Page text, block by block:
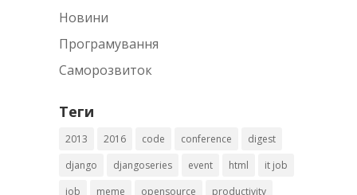
Новини
Програмування
Саморозвиток
Теги
2013 2016 code conference
digest
django
djangoseries event html
it job
job
meme opensource
productivity